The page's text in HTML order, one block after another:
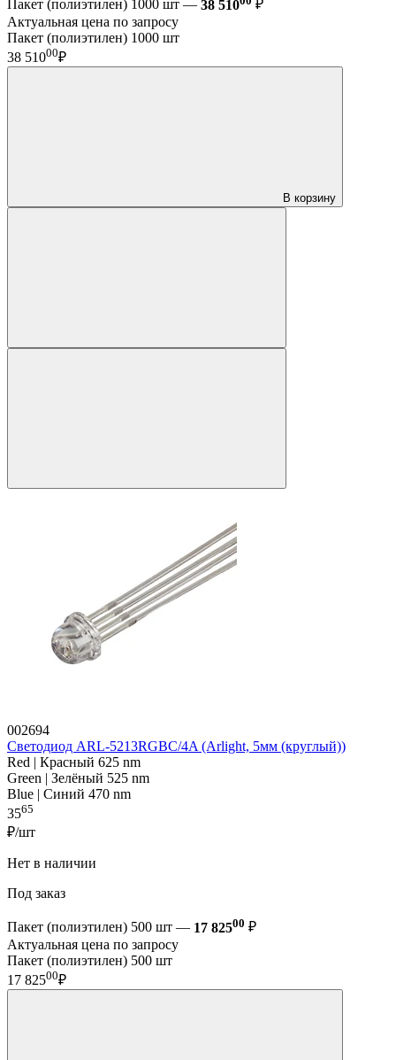
Пакет (полиэтилен) 1000 шт — 38 510
₽
Актуальная цена по запросу
Пакет (полиэтилен) 1000 шт
38 51000₽
В корзину
002694
Светодиод ARL-5213RGBC/4A (Arlight, 5мм (круглый))
Red | Красный 625 nm
Green | Зелёный 525 nm
Blue | Синий 470 nm
3565
₽/шт
Нет в наличии
Под заказ
Пакет (полиэтилен) 500 шт — 17 82500 ₽
Актуальная цена по запросу
Пакет (полиэтилен) 500 шт
17 82500₽